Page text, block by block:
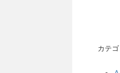
カテ